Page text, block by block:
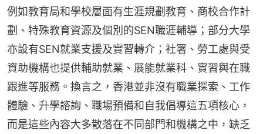
例如教育局和學校層面有生涯規劃教育、商校合作計
劃、特殊教育資源及個別的SEN職涯輔導；部分大學
亦設有SEN就業支援及實習轉介；社署、勞工處與受
資助機構也提供輔助就業、展能就業科、實習與在職
跟進等服務。換言之，香港並非沒有職業探索、工作
體驗、升學諮詢、職場預備和自我倡導這五項核心，
而是這些內容大多散落在不同部門和機構之中，缺乏